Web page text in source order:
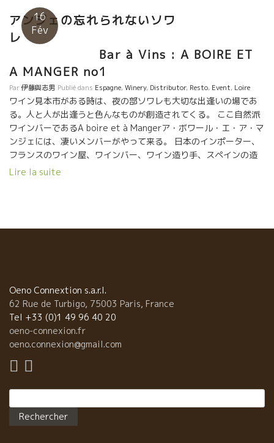
いた。 何と、ティエリー・ピュズラさんもやって来た。 ステフ
ァン・ティソのテーブルにはニューヨークでVin natureを広めて
いる女性もいた。 ニューヨークも熱く燃えているようだった。
明日からの試飲会の為にやって来た醸造家、バイヤーで
溢れて熱気が凄かった。
16
Fév
アンジェの忘れられないソワ
レ
Bar à Vins : A BOIRE ET
A MANGER no1
Par伊藤與志男 Publié dans Espagne,Winery, Distributor, Resto, Event, Loire
ワイン見本市がある時は、夜の部ソワレも大切な出逢いの場であ
る。人と人が出逢うと色んなものが創造されてくる。 ここ自然派
ワインバーであるA boire et à Mangerア・ボワール・エ・ア・マ
ンジェには、凄いメンバーがやって来る。 日本のインポーター、
フランスのワイン屋、ワインバー、ワイン造り手、スペインの造
り手、皆が小さな店内でにぎわっている。 普通なら絶対に逢う
タル、KISHO。 スペインのオリオル・アルティギャス、ラ・リュ
ノット醸造のクリストフなど、その他１２名程がテーブルを囲ん
だ。 造り手、売り手、が一緒になって同じテーブルを囲んで
同じワインを飲んで話す。 色んな話題に飛んで行く。 試飲会場で
は見られない造り手の人なりがよく分かる。 将来のスペイ
スは、ワインも超一流だけど人間も素晴らしい。 こんなスペイン
Lire la suite
Oeno Connextion s.a.r.l.
62 Rue de Turbigo, 75003 Paris, France
Tel +33 (0)1 49 96 40 20
oeno-connexion.fr
oeno.connexion@gmail.com